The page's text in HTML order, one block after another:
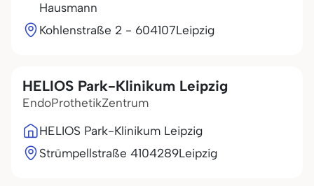
Hausmann
Kohlenstraße 2 - 604107Leipzig
HELIOS Park-Klinikum Leipzig
EndoProthetikZentrum
HELIOS Park-Klinikum Leipzig
Strümpellstraße 4104289Leipzig